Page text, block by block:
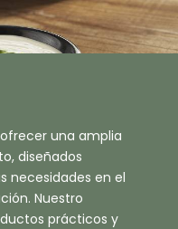
ofrecer una amplia
diseñados
necesidades en el
Nuestro
prácticos y